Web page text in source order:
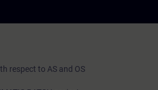
respect to AS and OS